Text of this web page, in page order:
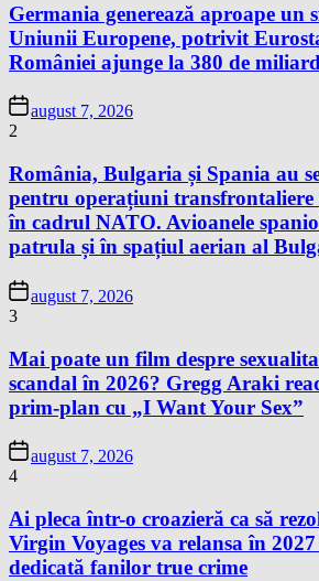
Germania generează aproape un
Uniunii Europene, potrivit
României ajunge la 380 de
august 7, 2026
2
România, Bulgaria și Spania au
pentru operațiuni transfrontaliere
în cadrul NATO. Avioanele
patrula și în spațiul aerian al
august 7, 2026
3
Mai poate un film despre
scandal în 2026? Gregg Araki
prim-plan cu „I Want Your Sex”
august 7, 2026
4
Ai pleca într-o croazieră ca să
Virgin Voyages va relansa în
dedicată fanilor true crime